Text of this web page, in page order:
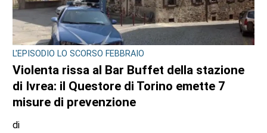
L'EPISODIO LO SCORSO FEBBRAIO
Violenta rissa al Bar Buffet della stazione
di Ivrea: il Questore di Torino emette 7
misure di prevenzione
di